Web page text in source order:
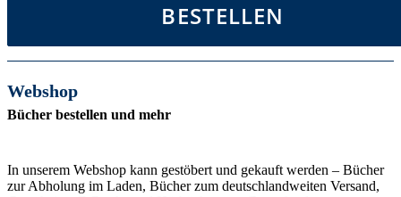
BESTELLEN
Webshop
Bücher bestellen und mehr
In unserem Webshop kann gestöbert und gekauft werden – Bücher
zur Abholung im Laden, Bücher zum deutschlandweiten Versand,